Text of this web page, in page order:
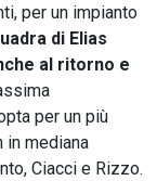
per un impianto
di Elias
al ritorno e
per un più
in mediana
Ciacci e Rizzo.